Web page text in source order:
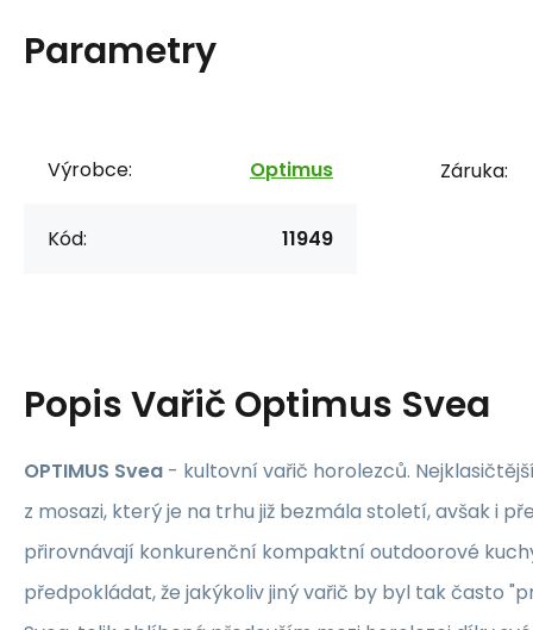
Parametry
Výrobce: Optimus
Kód: 11949
Záruka:
PopisVařič Optimus Svea
OPTIMUS Svea - kultovní vařič horolezců.
z mosazi, který je na trhu již bezmála století, avšak i
přirovnávají konkurenční kompaktní outdoorové
předpokládat, že jakýkoliv jiný vařič by byl tak často